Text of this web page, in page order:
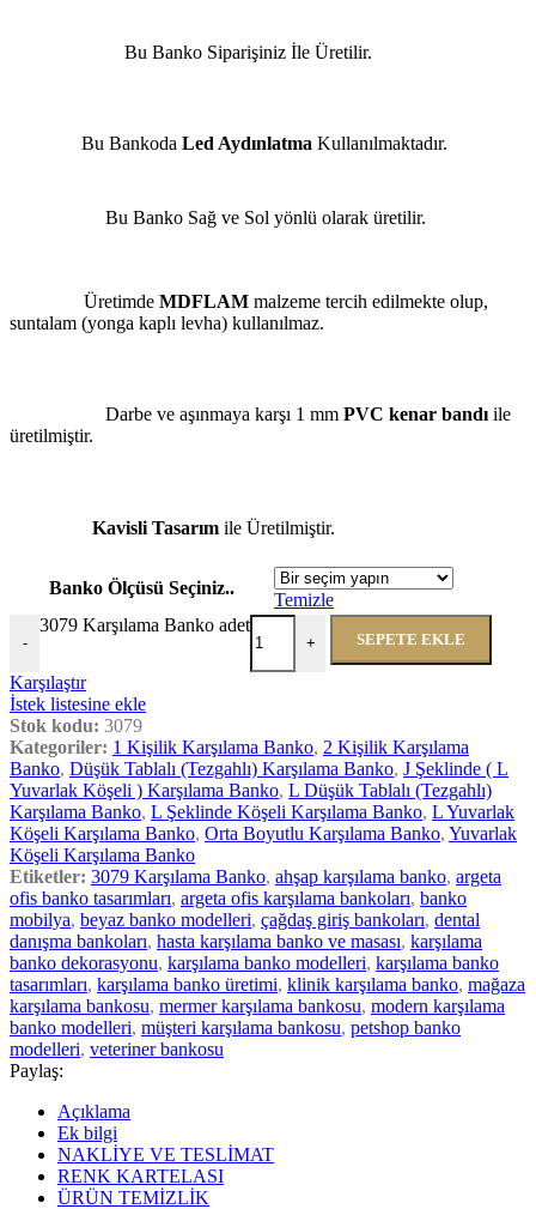
Bu Banko Siparişiniz İle Üretilir.
Bu Bankoda Led Aydınlatma Kullanılmaktadır.
Bu Banko Sağ ve Sol yönlü olarak üretilir.
Üretimde MDFLAM malzeme tercih edilmekte olup,
suntalam (yonga kaplı levha) kullanılmaz.
Darbe ve aşınmaya karşı 1 mm PVC kenar bandı ile
üretilmiştir.
Kavisli Tasarım ile Üretilmiştir.
Banko Ölçüsü Seçiniz..
Temizle
-
3079 Karşılama Banko adet
+ SEPETE EKLE
Karşılaştır
İstek listesine ekle
Stok kodu: 3079
Kategoriler: 1 Kişilik Karşılama Banko, 2 Kişilik Karşılama
Banko, Düşük Tablalı (Tezgahlı) Karşılama Banko, J Şeklinde ( L
Yuvarlak Köşeli ) Karşılama Banko, L Düşük Tablalı (Tezgahlı)
Karşılama Banko, L Şeklinde Köşeli Karşılama Banko, L Yuvarlak
Köşeli Karşılama Banko, Orta Boyutlu Karşılama Banko, Yuvarlak
Köşeli Karşılama Banko
Etiketler: 3079 Karşılama Banko, ahşap karşılama banko, argeta
ofis banko tasarımları, argeta ofis karşılama bankoları, banko
mobilya, beyaz banko modelleri, çağdaş giriş bankoları, dental
danışma bankoları, hasta karşılama banko ve masası, karşılama
banko dekorasyonu, karşılama banko modelleri, karşılama banko
tasarımları, karşılama banko üretimi, klinik karşılama banko, mağaza
karşılama bankosu, mermer karşılama bankosu, modern karşılama
banko modelleri, müşteri karşılama bankosu, petshop banko
modelleri, veteriner bankosu
Paylaş:
Açıklama
Ek bilgi
NAKLİYE VE TESLİMAT
RENK KARTELASI
ÜRÜN TEMİZLİK